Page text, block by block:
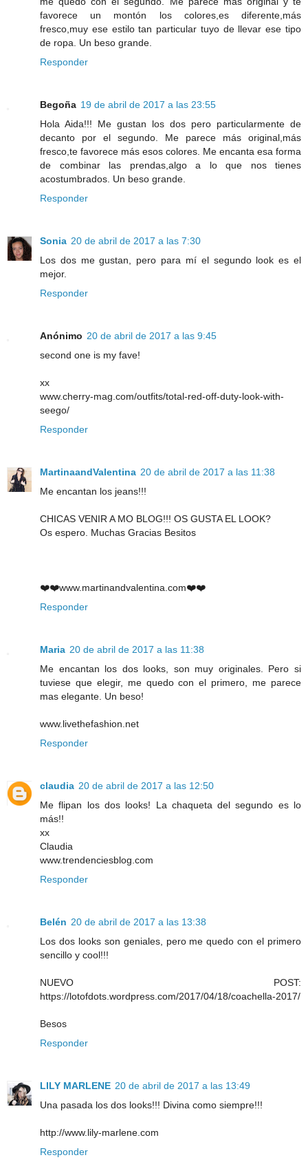
favorece un montón los colores,es diferente,más
fresco,muy ese estilo tan particular tuyo de llevar ese tipo
de ropa. Un beso grande.
Responder
Begoña 19 de abril de 2017 a las 23:55
Hola Aida!!! Me gustan los dos pero particularmente de
decanto por el segundo. Me parece más original,más
fresco,te favorece más esos colores. Me encanta esa forma
de combinar las prendas,algo a lo que nos tienes
acostumbrados. Un beso grande.
Responder
Sonia 20 de abril de 2017 a las 7:30
Los dos me gustan, pero para mí el segundo look es el
mejor.
Responder
Anónimo 20 de abril de 2017 a las 9:45
second one is my fave!
xx
www.cherry-mag.com/outfits/total-red-off-duty-look-with-
seego/
Responder
MartinaandValentina 20 de abril de 2017 a las 11:38
Me encantan los jeans!!!
CHICAS VENIR A MO BLOG!!! OS GUSTA EL LOOK?
Os espero. Muchas Gracias Besitos
❤️❤️www.martinandvalentina.com❤️❤️
Responder
Maria 20 de abril de 2017 a las 11:38
Me encantan los dos looks, son muy originales. Pero si
tuviese que elegir, me quedo con el primero, me parece
mas elegante. Un beso!
www.livethefashion.net
Responder
claudia 20 de abril de 2017 a las 12:50
Me flipan los dos looks! La chaqueta del segundo es lo
más!!
xx
Claudia
www.trendenciesblog.com
Responder
Belén 20 de abril de 2017 a las 13:38
Los dos looks son geniales, pero me quedo con el primero
sencillo y cool!!!
NUEVO POST:
https://lotofdots.wordpress.com/2017/04/18/coachella-2017/
Besos
Responder
LILY MARLENE 20 de abril de 2017 a las 13:49
Una pasada los dos looks!!! Divina como siempre!!!
http://www.lily-marlene.com
Responder